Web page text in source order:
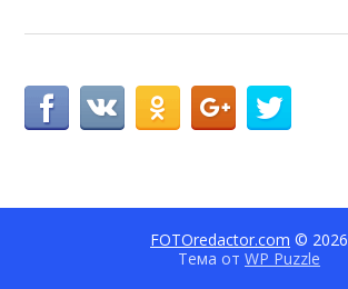
FOTOredactor.com © 2026
Тема от WP Puzzle